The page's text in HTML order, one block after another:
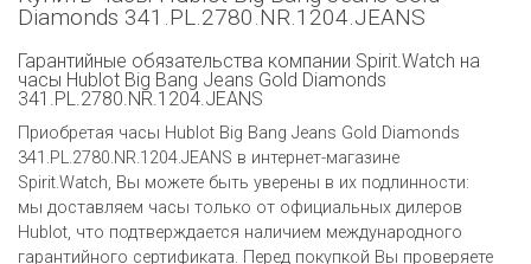
Diamonds 341.PL.2780.NR.1204.JEANS
Гарантийные обязательства компании Spirit.Watch на
часы Hublot Big Bang Jeans Gold Diamonds
341.PL.2780.NR.1204.JEANS
Приобретая часы Hublot Big Bang Jeans Gold Diamonds
341.PL.2780.NR.1204.JEANS в интернет-магазине
Spirit.Watch, Вы можете быть уверены в их подлинности:
мы доставляем часы только от официальных дилеров
Hublot, что подтверждается наличием международного
гарантийного сертификата. Перед покупкой Вы проверяете